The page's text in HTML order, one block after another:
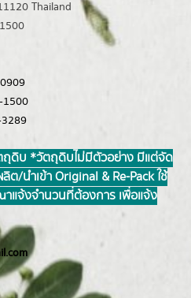
Thailand
1500
ถุดิบ *วัตถุดิบไม่มีตัวอย่าง มีแต่จัด
นำเข้า Original & Re-Pack ใช้
แจ้งจำนวนที่ต้องการ เพื่อแจ้ง